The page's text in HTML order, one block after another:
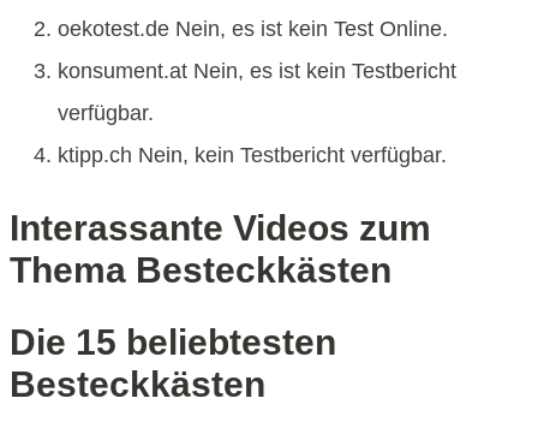
oekotest.de Nein, es ist kein Test Online.
konsument.at Nein, es ist kein Testbericht
verfügbar.
ktipp.ch Nein, kein Testbericht verfügbar.
Interassante Videos zum
Thema Besteckkästen
Die 15 beliebtesten
Besteckkästen